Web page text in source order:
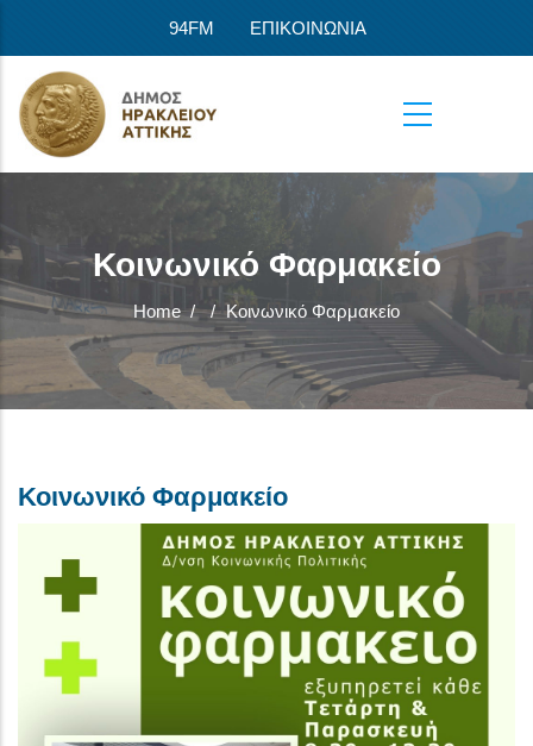
94FM ΕΠΙΚΟΙΝΩΝΙΑ
Κοινωνικό Φαρμακείο
Home / / Κοινωνικό Φαρμακείο
Κοινωνικό Φαρμακείο